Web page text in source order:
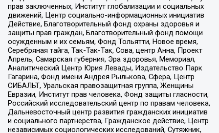
прав заключенных, Институт глобализации и социальных
движений, Центр социально-информационных инициатив
Действие, Благотворительный фонд охраны здоровья и
защиты прав граждан, Благотворительный фонд помощи
осужденным и их семьям, Фонд Тольятти, Новое время,
Серебряная тайга, Так-Так-Так, Сова, центр Анна, Проект
Апрель, Самарская губерния, Эра здоровья, Мемориал,
Аналитический Центр Юрия Левады, Издательство Парк
Гагарина, Фонд имени Андрея Рылькова, Сфера, Центр
СИБАЛЬТ, Уральская правозащитная группа, Женщины
Евразии, Институт прав человека, Фонд защиты гласности,
Российский исследовательский центр по правам человека,
Дальневосточный центр развития гражданских инициатив
и социального партнерства, Гражданское действие, Центр
независимых социологических исследований, Сутяжник,